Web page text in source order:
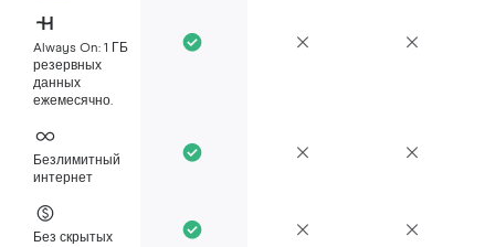
Always On: 1 ГБ
резервных
данных
ежемесячно.
Безлимитный
интернет
Без скрытых